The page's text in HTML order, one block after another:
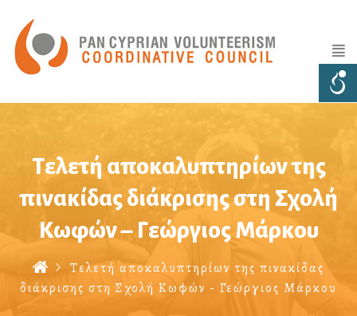
Τελετή αποκαλυπτηρίων της
πινακίδας διάκρισης στη Σχολή
Κωφών – Γεώργιος Μάρκου
Τελετή αποκαλυπτηρίων της πινακίδας
διάκρισης στη Σχολή Κωφών - Γεώργιος Μάρκου